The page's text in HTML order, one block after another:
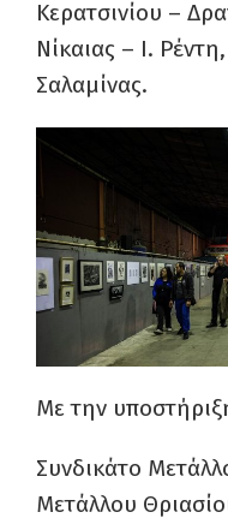
Κερατσινίου –
Νίκαιας – Ι.
Σαλαμίνας.
Με την
Συνδικάτο
Μετάλλου